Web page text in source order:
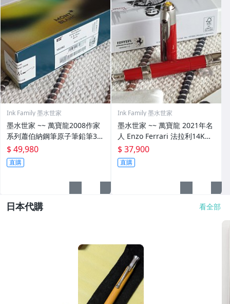
Ink Family 墨水世家
墨水世家 ~~ 萬寶龍2008作家
系列蕭伯納鋼筆原子筆鉛筆3枝
裝套筆未拆封
$ 49,980
直購
Ink Family 墨水世家
墨水世家 ~~ 萬寶龍 2021年名
人 Enzo Ferrari 法拉利14K限
量鋼筆~第二代包裝
$ 37,900
直購
日本代購 看全部